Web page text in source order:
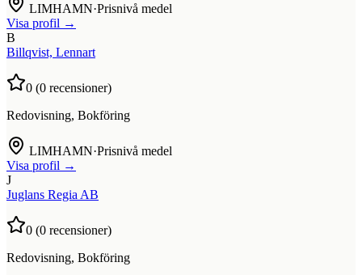
LIMHAMN·Prisnivå medel
Visa profil →
B
Billqvist, Lennart
0 (0 recensioner)
Redovisning, Bokföring
LIMHAMN·Prisnivå medel
Visa profil →
J
Juglans Regia AB
0 (0 recensioner)
Redovisning, Bokföring